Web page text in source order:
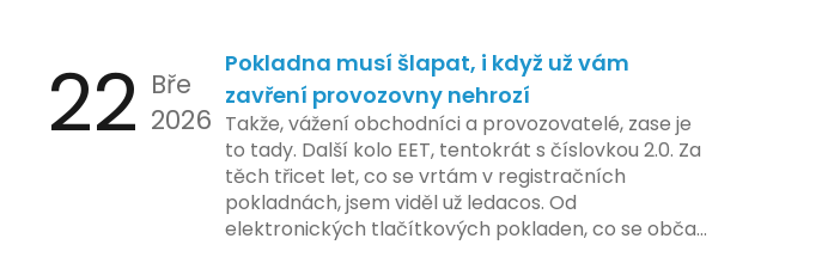
umožní adaptaci systémů a rozšíření podpory pro
podnikatele, přičemž všechny potřebné
technologie by měly být dostupné k testování v
rámci pilotního programu. Druhá fáze, plánovaná
na první pololetí následujícího roku, je zaměřena
na školení a edukaci uživatelů, včetně přípravy
materiálů a školení pro zaměstnavatele a účetní
firmy. V této fázi dojde také k oficiálnímu spuštění
22 Bře
2026
Pokladna musí šlapat, i když už vám
zavření provozovny nehrozí
Takže, vážení obchodníci a provozovatelé, zase je
to tady. Další kolo EET, tentokrát s číslovkou 2.0. Za
těch třicet let, co se vrtám v registračních
pokladnách, jsem viděl už ledacos. Od
elektronických tlačítkových pokladen, co se občas